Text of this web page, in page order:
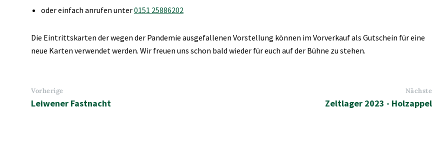
oder einfach anrufen unter0151 25886202
Die Eintrittskarten der wegen der Pandemie ausgefallenen Vorstellung können im Vorverkauf als Gutschein für eine
neue Karten verwendet werden. Wir freuen uns schon bald wieder für euch auf der Bühne zu stehen.
Vorherige
Leiwener Fastnacht
Nächste
Zeltlager 2023 - Holzappel